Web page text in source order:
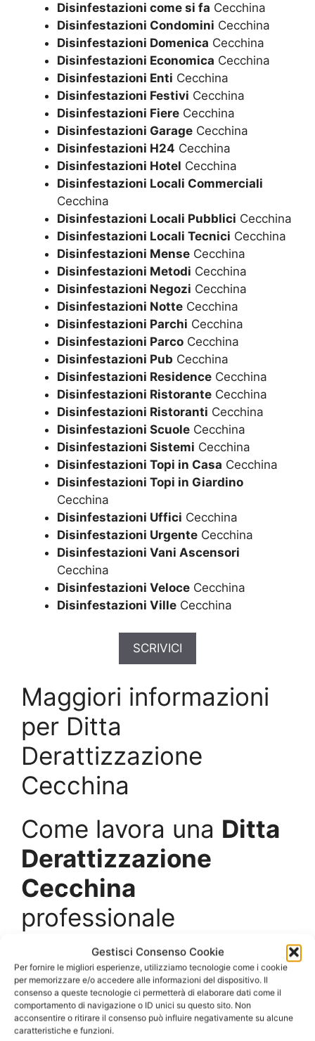
Gestisci Consenso Cookie
Per fornire le migliori esperienze, utilizziamo tecnologie come i cookie
per memorizzare e/o accedere alle informazioni del dispositivo. Il
consenso a queste tecnologie ci permetterà di elaborare dati come il
comportamento di navigazione o ID unici su questo sito. Non
acconsentire o ritirare il consenso può influire negativamente su alcune
caratteristiche e funzioni.
Disinfestazioni come si fa Cecchina
Disinfestazioni Condomini Cecchina
Disinfestazioni Domenica Cecchina
Disinfestazioni Economica Cecchina
Disinfestazioni Enti Cecchina
Disinfestazioni Festivi Cecchina
Disinfestazioni Fiere Cecchina
Disinfestazioni Garage Cecchina
Disinfestazioni H24 Cecchina
Disinfestazioni Hotel Cecchina
Disinfestazioni Locali Commerciali
Cecchina
Disinfestazioni Locali Pubblici Cecchina
Disinfestazioni Locali Tecnici Cecchina
Disinfestazioni Mense Cecchina
Disinfestazioni Metodi Cecchina
Disinfestazioni Negozi Cecchina
Disinfestazioni Notte Cecchina
Disinfestazioni Parchi Cecchina
Disinfestazioni Parco Cecchina
Disinfestazioni Pub Cecchina
Disinfestazioni Residence Cecchina
Disinfestazioni Ristorante Cecchina
Disinfestazioni Ristoranti Cecchina
Disinfestazioni Scuole Cecchina
Disinfestazioni Sistemi Cecchina
Disinfestazioni Topi in Casa Cecchina
Disinfestazioni Topi in Giardino
Cecchina
Disinfestazioni Uffici Cecchina
Disinfestazioni Urgente Cecchina
Disinfestazioni Vani Ascensori
Cecchina
Disinfestazioni Veloce Cecchina
Disinfestazioni Ville Cecchina
SCRIVICI
Maggiori informazioni
per Ditta
Derattizzazione
Cecchina
Come lavora una Ditta
Derattizzazione
Cecchina
professionale
Oggi, con la diffusione e lo sviluppo delle
attività industriali e produttive sia all’interno dei
centri urbani che nelle aree periferiche, sono
state favorite le condizioni idonee per la
proliferazione di topi e ratti, non solo in aperta